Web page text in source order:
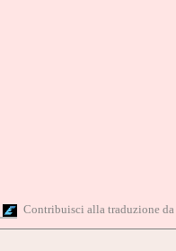
Contribuisci alla traduzione da